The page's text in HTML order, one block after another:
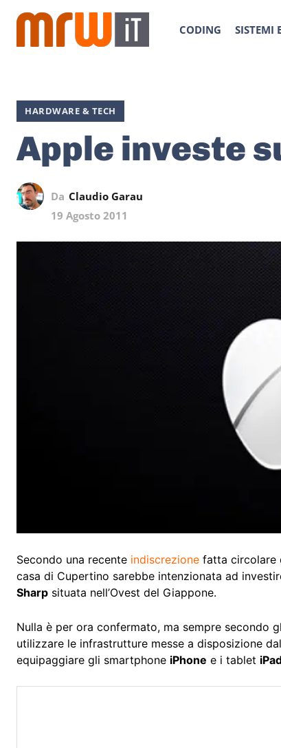
CODING SISTEMI
HARDWARE & TECH
Apple investe
Da Claudio Garau
19 Agosto 2011
Secondo una recente indiscrezione fatta circolare
casa di Cupertino sarebbe intenzionata ad
Sharp situata nell’Ovest del Giappone.
Nulla è per ora confermato, ma sempre secondo
utilizzare le infrastrutture messe a disposizione
equipaggiare gli smartphone iPhone e i tablet